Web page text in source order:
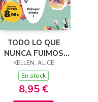
TODO LO QUE
NUNCA FUIMOS
(DEJA QUE OCURRA,
1)
KELLEN, ALICE
En stock
8,95 €